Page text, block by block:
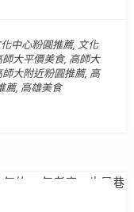
中心粉圓推薦, 文化
師大平價美食, 高師大
師大附近粉圓推薦, 高
薦, 高雄美食